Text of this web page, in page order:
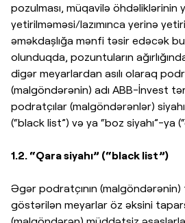
pozulması, müqavilə öhdəliklərinin
yetirilməməsi/lazımınca yerinə
əməkdaşlığa mənfi təsir edəcək
olunduqda, pozuntuların
digər meyarlardan asılı olaraq
(malgöndərənin) adı ABB-İnvest
podratçılar (malgöndərənlər)
(“black list”) və ya “boz siyahı”-ya
1.2. “Qara siyahı” (“black list”)
Əgər podratçının
göstərilən meyarlar öz əksini